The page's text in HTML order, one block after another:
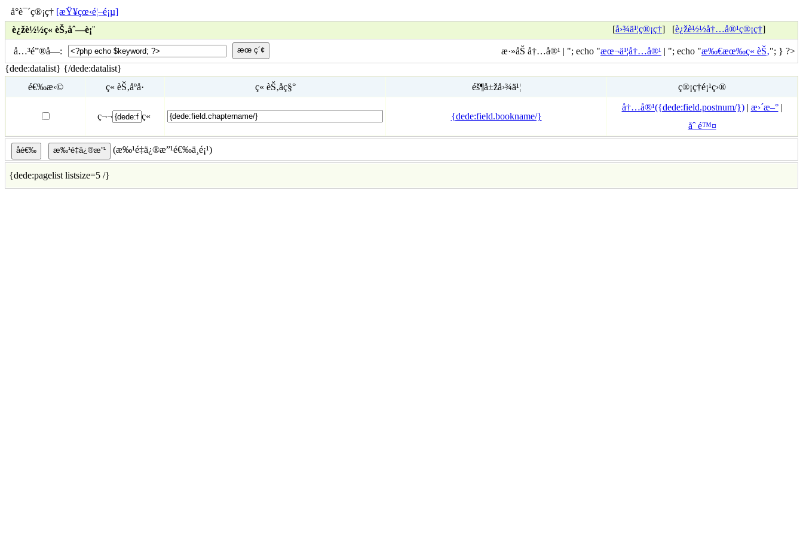
å°è¯´ç®¡ç† [æŸ¥çœ‹é¦–é¡µ]
è¿žè½½ç« èŠ‚åˆ—è¡¨
[å›¾ä¹¦ç®¡ç†] [è¿žè½½å†…å®¹ç®¡ç†]
å…³é”®å­—: æ·»åŠ å†…å®¹ | "; echo "æœ¬ä¹¦å†…å®¹ | "; echo "æ‰€æœ‰ç« èŠ‚"; } ?>
{dede:datalist} {/dede:datalist}
é€‰æ‹©
ç« èŠ‚åºå· ç« èŠ‚åç§° éš¶å±žå›¾ä¹¦ ç®¡ç†é¡¹ç›®
ç¬¬ ç« {dede:field.bookname/}
å†…å®¹({dede:field.postnum/})| æ›´æ–°|
åˆ é™¤
(æ‰¹é‡ä¿®æ”¹é€‰ä¸­é¡¹)
{dede:pagelist listsize=5 /}